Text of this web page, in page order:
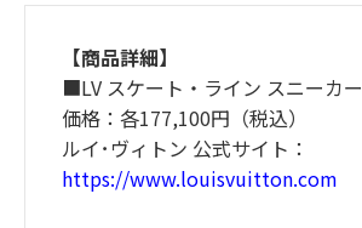
【商品詳細】
■LV スケート・ライン スニーカー
価格：各177,100円（税込）
ルイ･ヴィトン 公式サイト：
https://www.louisvuitton.com